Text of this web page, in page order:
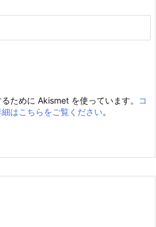
ために Akismet を使っています。
コ
はこちらをご覧ください。